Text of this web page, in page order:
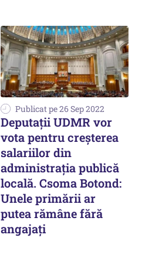
Publicat pe 26 Sep 2022
Deputaţii UDMR vor
vota pentru creşterea
salariilor din
administraţia publică
locală. Csoma Botond:
Unele primării ar
putea rămâne fără
angajaţi